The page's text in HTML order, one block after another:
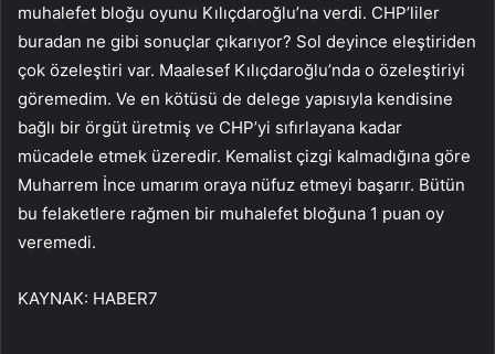
muhalefet bloğu oyunu Kılıçdaroğlu’na verdi. CHP’liler
buradan ne gibi sonuçlar çıkarıyor? Sol deyince eleştiriden
çok özeleştiri var. Maalesef Kılıçdaroğlu’nda o özeleştiriyi
göremedim. Ve en kötüsü de delege yapısıyla kendisine
bağlı bir örgüt üretmiş ve CHP’yi sıfırlayana kadar
mücadele etmek üzeredir. Kemalist çizgi kalmadığına göre
Muharrem İnce umarım oraya nüfuz etmeyi başarır. Bütün
bu felaketlere rağmen bir muhalefet bloğuna 1 puan oy
veremedi.
KAYNAK: HABER7